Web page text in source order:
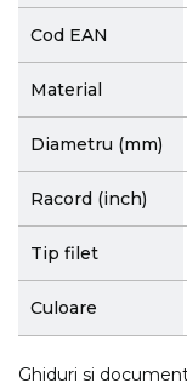
Cod EAN
Material
Diametru (mm)
Racord (inch)
Tip filet
Culoare
Ghiduri si